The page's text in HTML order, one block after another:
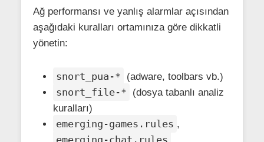
Ağ performansı ve yanlış alarmlar açısından
aşağıdaki kuralları ortamınıza göre dikkatli
yönetin:
snort_pua-* (adware, toolbars vb.)
snort_file-*
(dosya tabanlı analiz
kuralları)
emerging-games.rules ,
emerging-chat.rules